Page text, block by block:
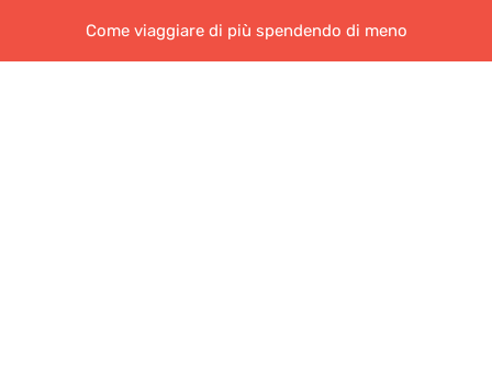
Come viaggiare di più spendendo di meno